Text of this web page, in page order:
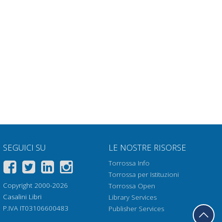
SEGUICI SU
Copyright 2000-2026
Casalini Libri
P.IVA IT03106600483
LE NOSTRE RISORSE
Torrossa Info
Torrossa per Istituzioni
Torrossa Open
Library Services
Publisher Services